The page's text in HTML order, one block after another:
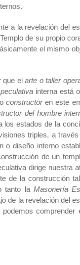
a la revelación del
de su propio
el mismo
que elarte o taller
interna está
constructoren este
del hombre
estados de la
triples, a
diseño interno
de un
dirige nuestra
de la construcción
tanto la Masonería
de la revelación del
comprender